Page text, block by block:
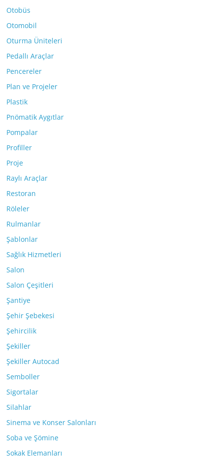
Otobüs
Otomobil
Oturma Üniteleri
Pedallı Araçlar
Pencereler
Plan ve Projeler
Plastik
Pnömatik Aygıtlar
Pompalar
Profiller
Proje
Raylı Araçlar
Restoran
Röleler
Rulmanlar
Şablonlar
Sağlık Hizmetleri
Salon
Salon Çeşitleri
Şantiye
Şehir Şebekesi
Şehircilik
Şekiller
Şekiller Autocad
Semboller
Sigortalar
Silahlar
Sinema ve Konser Salonları
Soba ve Şömine
Sokak Elemanları